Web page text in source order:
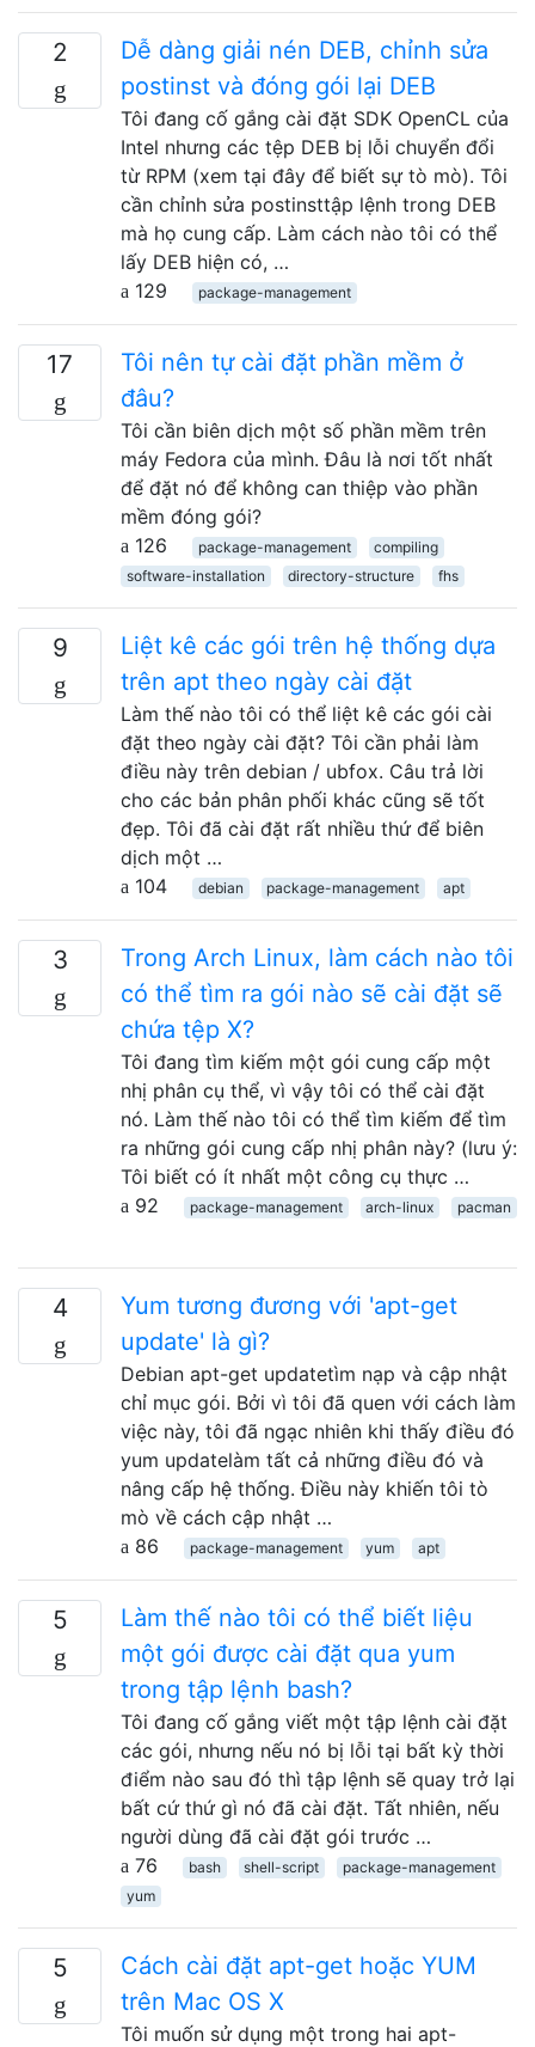
2
Dễ dàng giải nén DEB, chỉnh sửa
postinst và đóng gói lại DEB
Tôi đang cố gắng cài đặt SDK OpenCL của
Intel nhưng các tệp DEB bị lỗi chuyển đổi
từ RPM (xem tại đây để biết sự tò mò). Tôi
cần chỉnh sửa postinsttập lệnh trong DEB
mà họ cung cấp. Làm cách nào tôi có thể
lấy DEB hiện có, …
129
package-management
17
Tôi nên tự cài đặt phần mềm ở
đâu?
Tôi cần biên dịch một số phần mềm trên
máy Fedora của mình. Đâu là nơi tốt nhất
để đặt nó để không can thiệp vào phần
mềm đóng gói?
126
package-management
compiling
software-installation
directory-structure fhs
9
Liệt kê các gói trên hệ thống dựa
trên apt theo ngày cài đặt
Làm thế nào tôi có thể liệt kê các gói cài
đặt theo ngày cài đặt? Tôi cần phải làm
điều này trên debian / ubfox. Câu trả lời
cho các bản phân phối khác cũng sẽ tốt
đẹp. Tôi đã cài đặt rất nhiều thứ để biên
dịch một …
104
debian package-management apt
3
Trong Arch Linux, làm cách nào tôi
có thể tìm ra gói nào sẽ cài đặt sẽ
chứa tệp X?
Tôi đang tìm kiếm một gói cung cấp một
nhị phân cụ thể, vì vậy tôi có thể cài đặt
nó. Làm thế nào tôi có thể tìm kiếm để tìm
ra những gói cung cấp nhị phân này? (lưu ý:
Tôi biết có ít nhất một công cụ thực …
92
package-management arch-linux pacman
4
Yum tương đương với 'apt-get
update' là gì?
Debian apt-get updatetìm nạp và cập nhật
chỉ mục gói. Bởi vì tôi đã quen với cách làm
việc này, tôi đã ngạc nhiên khi thấy điều đó
yum updatelàm tất cả những điều đó và
nâng cấp hệ thống. Điều này khiến tôi tò
mò về cách cập nhật …
86
package-management yum apt
5
Làm thế nào tôi có thể biết liệu
một gói được cài đặt qua yum
trong tập lệnh bash?
Tôi đang cố gắng viết một tập lệnh cài đặt
các gói, nhưng nếu nó bị lỗi tại bất kỳ thời
điểm nào sau đó thì tập lệnh sẽ quay trở lại
bất cứ thứ gì nó đã cài đặt. Tất nhiên, nếu
người dùng đã cài đặt gói trước …
76
bash shell-script
package-management
yum
5
Cách cài đặt apt-get hoặc YUM
trên Mac OS X
Tôi muốn sử dụng một trong hai apt-